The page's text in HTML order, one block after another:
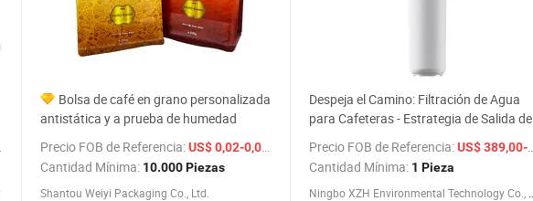
Bolsa de café en grano personalizada
antistática y a prueba de humedad
Precio FOB de Referencia:US$ 0,02-0,06 / Pieza
Cantidad Mínima: 10.000 Piezas
Shantou Weiyi Packaging Co., Ltd.
Despeja el Camino: Filtración de Agua
para Cafeteras - Estrategia de Salida de
Precio FOB de Referencia:US$ 389,00-399,00
Cantidad Mínima: 1 Pieza